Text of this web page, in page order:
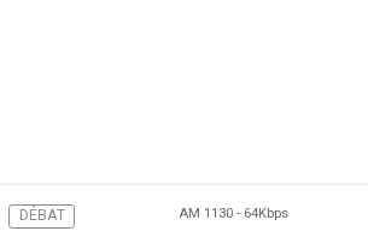
DÉBAT AM 1130 - 64Kbps